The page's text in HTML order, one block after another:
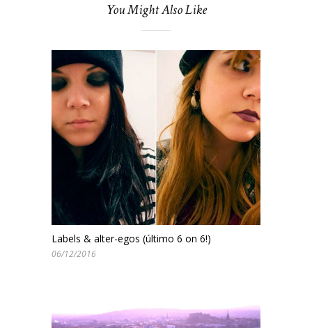
You Might Also Like
Labels & alter-egos (último 6 on 6!)
06/12/2016